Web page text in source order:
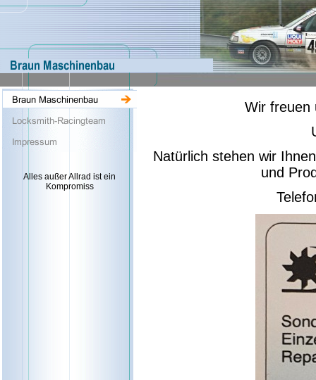
Alles außer Allrad ist ein
Kompromiss
Wir freuen
Natürlich stehen wir
und